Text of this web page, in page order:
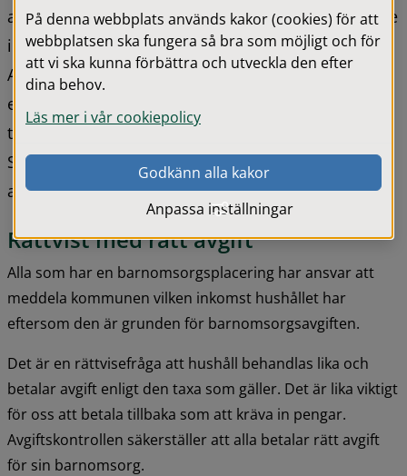
anmälda inkomst jämförs med hushållets taxerade
inkomst enligt Skatteverkets register.
Avgiftskontrollen genomförs med drygt två års
eftersläpning eftersom kommunen behöver ha
tillgång till korrekta taxeringsuppgifter från
Skatteverket. Under 2026 görs kontroll av
avgifterna avseende 2024.
Rättvist med rätt avgift
Alla som har en barnomsorgsplacering har ansvar att
meddela kommunen vilken inkomst hushållet har
eftersom den är grunden för barnomsorgsavgiften.
Det är en rättvisefråga att hushåll behandlas lika och
betalar avgift enligt den taxa som gäller. Det är lika viktigt
för oss att betala tillbaka som att kräva in pengar.
Avgiftskontrollen säkerställer att alla betalar rätt avgift
för sin barnomsorg.
På denna webbplats används kakor (cookies) för att
webbplatsen ska fungera så bra som möjligt och för
att vi ska kunna förbättra och utveckla den efter
dina behov.
Läs mer i vår cookiepolicy
Godkänn alla kakor
Anpassa inställningar